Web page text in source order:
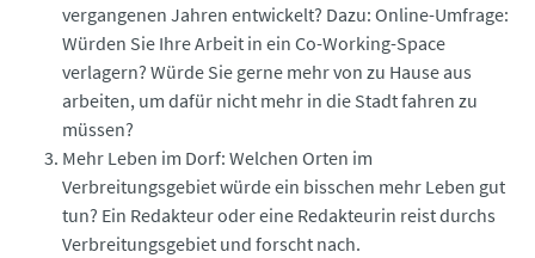
vergangenen Jahren entwickelt? Dazu: Online-Umfrage:
Würden Sie Ihre Arbeit in ein Co-Working-Space
verlagern? Würde Sie gerne mehr von zu Hause aus
arbeiten, um dafür nicht mehr in die Stadt fahren zu
müssen?
Mehr Leben im Dorf: Welchen Orten im
Verbreitungsgebiet würde ein bisschen mehr Leben gut
tun? Ein Redakteur oder eine Redakteurin reist durchs
Verbreitungsgebiet und forscht nach.